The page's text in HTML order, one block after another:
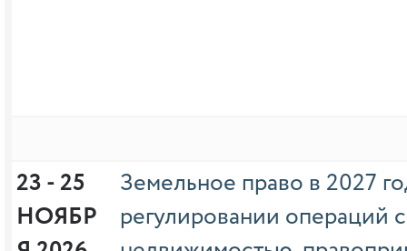
23 - 25
НОЯБР
Земельное право в 2027
регулировании операций с